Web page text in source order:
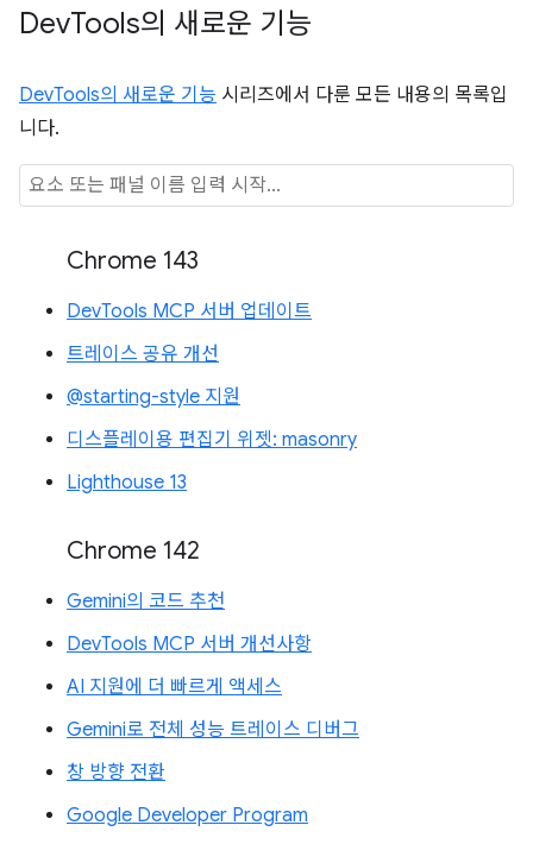
DevTools의 새로운 기능
DevTools의 새로운 기능 시리즈에서 다룬 모든 내용의 목록입
니다.
Chrome 143
DevTools MCP 서버 업데이트
트레이스 공유 개선
@starting-style 지원
디스플레이용 편집기 위젯: masonry
Lighthouse 13
Chrome 142
Gemini의 코드 추천
DevTools MCP 서버 개선사항
AI 지원에 더 빠르게 액세스
Gemini로 전체 성능 트레이스 디버그
창 방향 전환
Google Developer Program